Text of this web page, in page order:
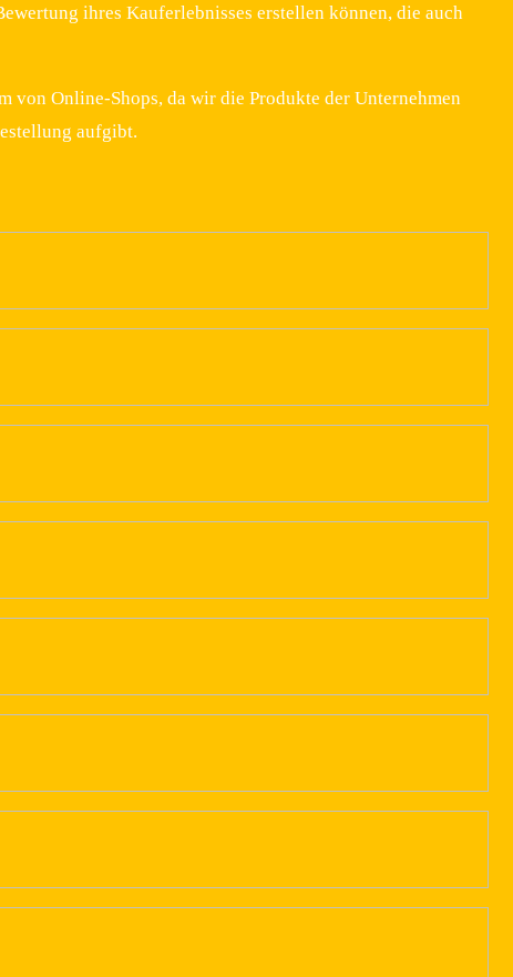
ihres Kauferlebnisses erstellen können, die auch
von Online-Shops, da wir die Produkte der Unternehmen
aufgibt.